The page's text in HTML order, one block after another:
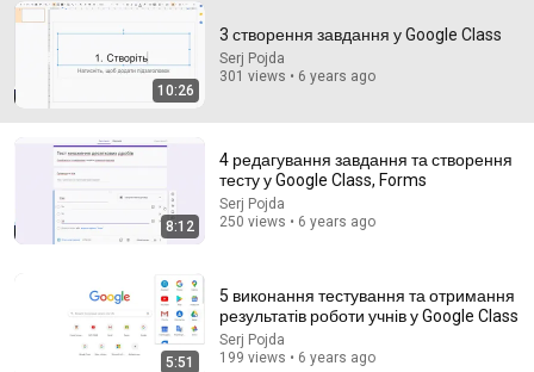
Comedy Club: Голосовые от друга | Батрутдинов,
Карибидис, Шкуро @ComedyClubRussia
Comedy Club • 6.2M views
10:26
3 створення завдання у Google Class
Serj Pojda
301 views • 6 years ago
8:12
4 редагування завдання та створення
тесту у Google Class, Forms
Serj Pojda
250 views • 6 years ago
5:51
5 виконання тестування та отримання
результатів роботи учнів у Google Class
Serj Pojda
199 views • 6 years ago